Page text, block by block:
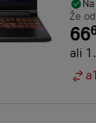
Že od
66
ali